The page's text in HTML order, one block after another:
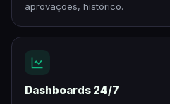
aprovações, histórico.
Dashboards 24/7